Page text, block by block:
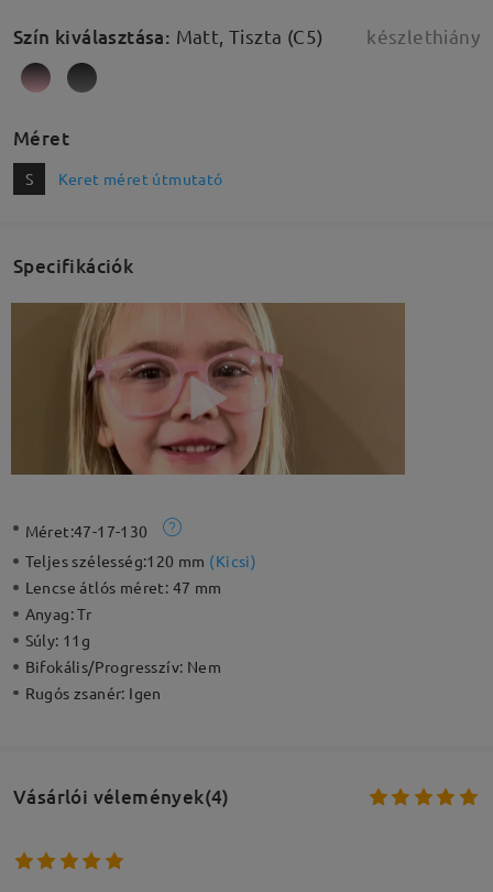
Szín kiválasztása: Matt, Tiszta (C5) készlethiány
Méret
S Keret méret útmutató
Specifikációk
Méret:47-17-130
Teljes szélesség:120 mm (Kicsi)
Lencse átlós méret: 47 mm
Anyag:Tr
Súly: 11g
Bifokális/Progresszív: Nem
Rugós zsanér: Igen
Vásárlói vélemények(4)